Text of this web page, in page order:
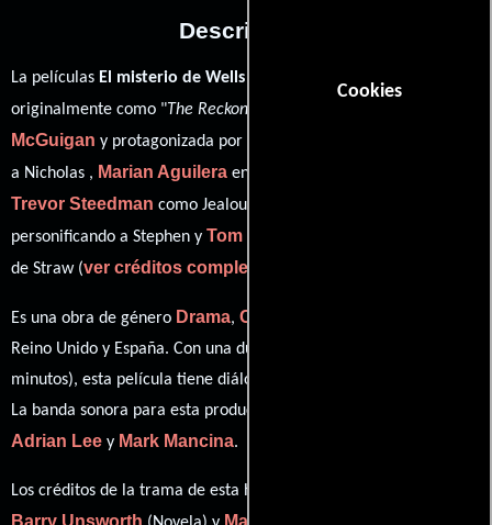
Cookies
Descripción
La películas El misterio de Wells
originalmente como "The Reckoning
McGuigan y protagonizada por
a Nicholas , Marian Aguilera en el papel de Nicholas' Lover,
Trevor Steedman como Jealous Husband,
personificando a Stephen y Tom Hardy
de Straw (ver créditos completos
Es una obra de género Drama, Crimen
Reino Unido y España. Con una duración de 01 hr 52 min (112
minutos), esta película tiene diálogos originales en
La banda sonora para esta producción ha sido compuesta por
Adrian Lee y Mark Mancina.
Los créditos de la trama de esta historia están divididos entre
Barry Unsworth Mark Mills